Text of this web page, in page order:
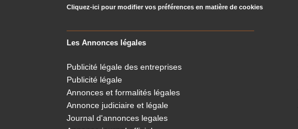
Cliquez-ici pour modifier vos préférences en matière de cookies
Les Annonces légales
Publicité légale des entreprises
Publicité légale
Annonces et formalités légales
Annonce judiciaire et légale
Journal d'annonces legales